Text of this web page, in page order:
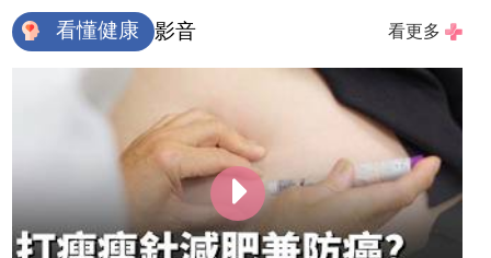
看懂健康 影音 看更多